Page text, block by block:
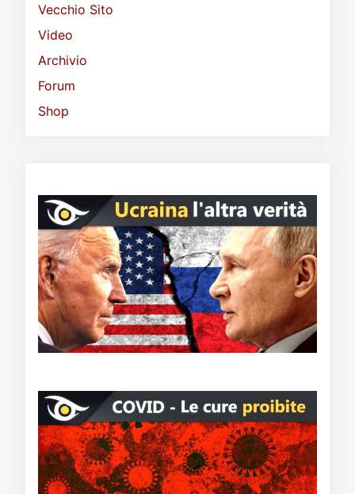
Vecchio Sito
Video
Archivio
Forum
Shop